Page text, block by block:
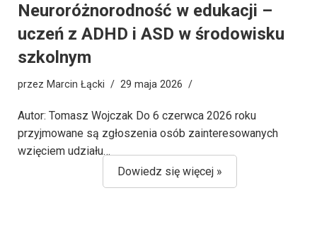
Neuroróżnorodność w edukacji –
uczeń z ADHD i ASD w środowisku
szkolnym
przez Marcin Łącki 29 maja 2026
Autor: Tomasz Wojczak Do 6 czerwca 2026 roku
przyjmowane są zgłoszenia osób zainteresowanych
wzięciem udziału…
Dowiedz się więcej »